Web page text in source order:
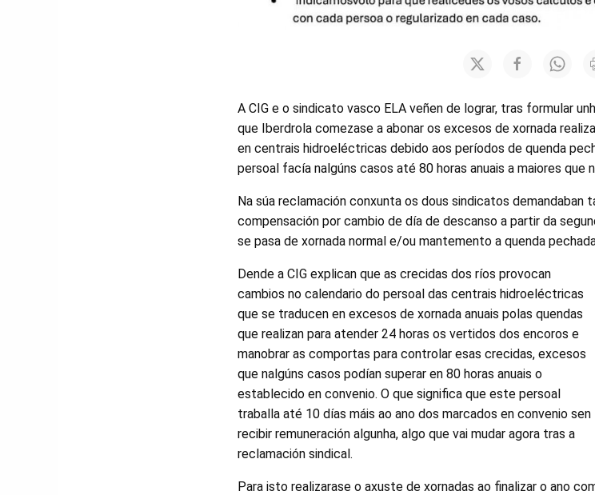
A CIG e o sindicato vasco ELA veñen de lograr, tras formular
que Iberdrola comezase a abonar os excesos de xornada
en centrais hidroeléctricas debido aos períodos de quenda
persoal facía nalgúns casos até 80 horas anuais a maiores que
Na súa reclamación conxunta os dous sindicatos demandaban
compensación por cambio de día de descanso a partir da
se pasa de xornada normal e/ou mantemento a quenda
Dende a CIG explican que as crecidas dos ríos provocan
cambios no calendario do persoal das centrais hidroeléctricas
que se traducen en excesos de xornada anuais polas quendas
que realizan para atender 24 horas os vertidos dos encoros e
manobrar as comportas para controlar esas crecidas, excesos
que nalgúns casos podían superar en 80 horas anuais o
establecido en convenio. O que significa que este persoal
traballa até 10 días máis ao ano dos marcados en convenio sen
recibir remuneración algunha, algo que vai mudar agora tras a
reclamación sindical.
Para isto realizarase o axuste de xornadas ao finalizar o ano